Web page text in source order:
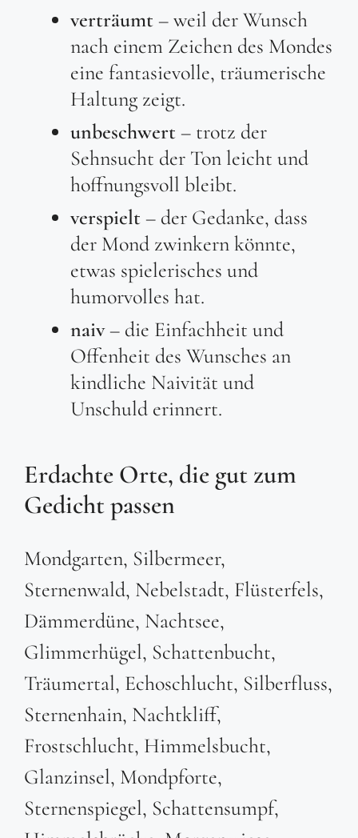
verträumt– weil der Wunsch
nach einem Zeichen des Mondes
eine fantasievolle, träumerische
Haltung zeigt.
unbeschwert– trotz der
Sehnsucht der Ton leicht und
hoffnungsvoll bleibt.
verspielt– der Gedanke, dass
der Mond zwinkern könnte,
etwas spielerisches und
humorvolles hat.
naiv– die Einfachheit und
Offenheit des Wunsches an
kindliche Naivität und
Unschuld erinnert.
Erdachte Orte, die gut zum
Gedicht passen
Mondgarten, Silbermeer,
Sternenwald, Nebelstadt, Flüsterfels,
Dämmerdüne, Nachtsee,
Glimmerhügel, Schattenbucht,
Träumertal, Echoschlucht, Silberfluss,
Sternenhain, Nachtkliff,
Frostschlucht, Himmelsbucht,
Glanzinsel, Mondpforte,
Sternenspiegel, Schattensumpf,